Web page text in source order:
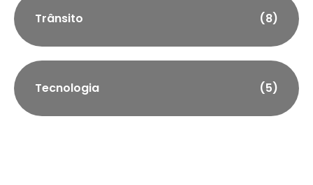
Trânsito (8)
Tecnologia (5)